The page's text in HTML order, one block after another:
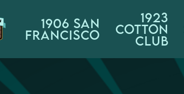
1906 SAN
FRANCISCO
1923
COTTON
CLUB